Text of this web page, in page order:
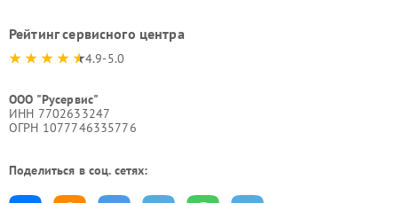
Рейтинг сервисного центра
4.9-5.0
ООО "Русервис"
ИНН 7702633247
ОГРН 1077746335776
Поделиться в соц. сетях: